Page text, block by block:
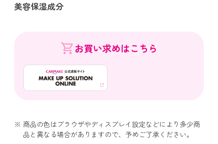
美容保湿成分
お買い求めはこちら
商品の色はブラウザやディスプレイ設定などにより多少商
品と異なる場合がありますので、予めご了承ください。